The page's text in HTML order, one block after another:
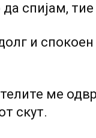
спијам,
и
ме
скут.